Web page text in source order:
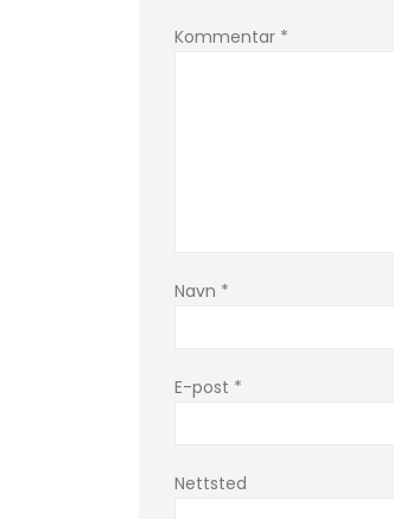
Kommentar *
Navn *
E-post *
Nettsted